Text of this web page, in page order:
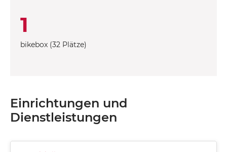
1
bikebox (32 Plätze)
Einrichtungen und
Dienstleistungen